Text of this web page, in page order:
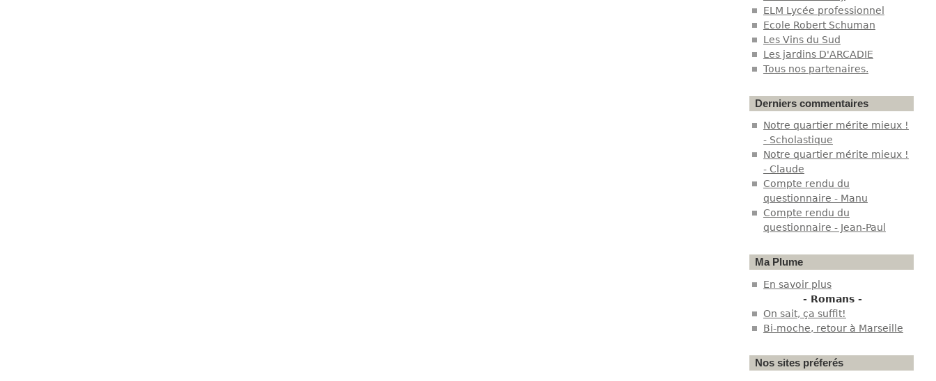
ELM Lycée professionnel
Ecole Robert Schuman
Les Vins du Sud
Les jardins D'ARCADIE
Tous nos partenaires.
Derniers commentaires
Notre quartier mérite mieux !
- Scholastique
Notre quartier mérite mieux !
- Claude
Compte rendu du
questionnaire - Manu
Compte rendu du
questionnaire - Jean-Paul
Ma Plume
En savoir plus
- Romans -
On sait, ça suffit!
Bi-moche, retour à Marseille
Nos sites préferés